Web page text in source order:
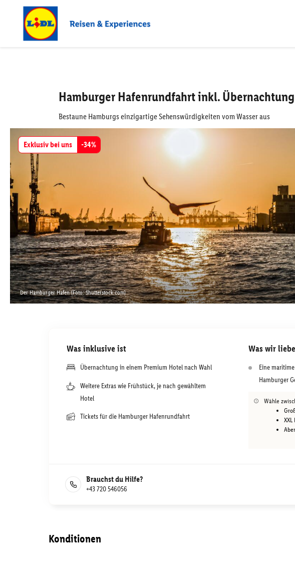
Hamburger Hafenrundfahrt inkl.
Bestaune Hamburgs einzigartige Sehenswürdigkeiten vom Wasser aus
Exklusiv bei uns -34%
Der Hamburger Hafen (Foto: Shutterstock.com)
Was inklusive ist
Übernachtung in einem Premium Hotel nach Wahl
Weitere Extras wie Frühstück, je nach gewähltem
Hotel
Tickets für die Hamburger Hafenrundfahrt
Was wir
Eine
Hamburger
Wähle
Brauchst du Hilfe?
+43 720 546056
Konditionen